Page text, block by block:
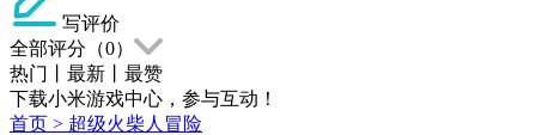
写评价
全部评分（0）
热门
最新
最赞
下载小米游戏中心，参与互动！
首页 > 超级火柴人冒险